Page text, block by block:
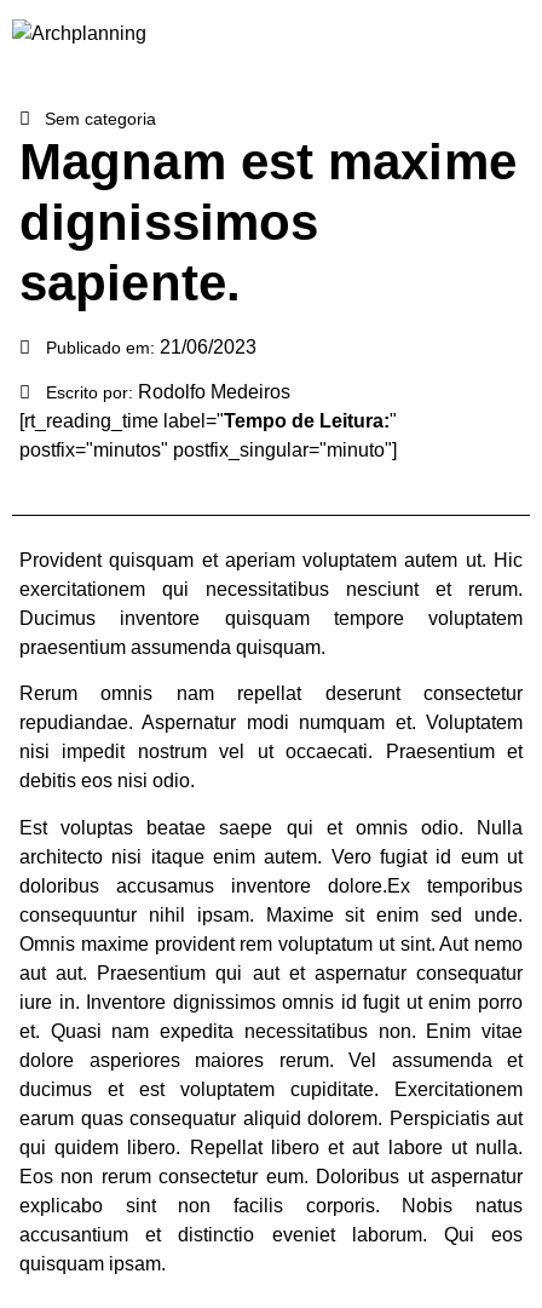
Sem categoria
Magnam est maxime
dignissimos
sapiente.
Publicado em: 21/06/2023
Escrito por: Rodolfo Medeiros
[rt_reading_time label="Tempo de Leitura:"
postfix="minutos" postfix_singular="minuto"]
Provident quisquam et aperiam voluptatem autem ut. Hic
exercitationem qui necessitatibus nesciunt et rerum.
Ducimus inventore quisquam tempore voluptatem
praesentium assumenda quisquam.
Rerum omnis nam repellat deserunt consectetur
repudiandae. Aspernatur modi numquam et. Voluptatem
nisi impedit nostrum vel ut occaecati. Praesentium et
debitis eos nisi odio.
Est voluptas beatae saepe qui et omnis odio. Nulla
architecto nisi itaque enim autem. Vero fugiat id eum ut
doloribus accusamus inventore dolore.Ex temporibus
consequuntur nihil ipsam. Maxime sit enim sed unde.
Omnis maxime provident rem voluptatum ut sint. Aut nemo
aut aut. Praesentium qui aut et aspernatur consequatur
iure in. Inventore dignissimos omnis id fugit ut enim porro
et. Quasi nam expedita necessitatibus non. Enim vitae
dolore asperiores maiores rerum. Vel assumenda et
ducimus et est voluptatem cupiditate. Exercitationem
earum quas consequatur aliquid dolorem. Perspiciatis aut
qui quidem libero. Repellat libero et aut labore ut nulla.
Eos non rerum consectetur eum. Doloribus ut aspernatur
explicabo sint non facilis corporis. Nobis natus
accusantium et distinctio eveniet laborum. Qui eos
quisquam ipsam.